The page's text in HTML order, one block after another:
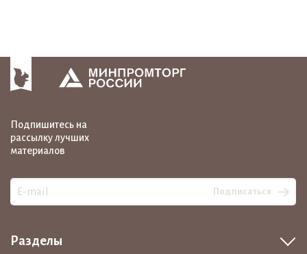
Подпишитесь на
рассылку лучших
материалов
Подписаться
Разделы